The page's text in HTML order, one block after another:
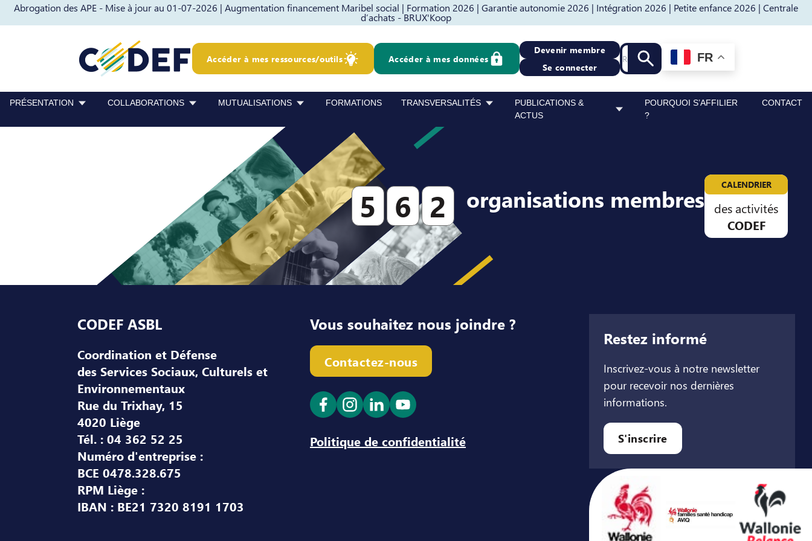
Abrogation des APE - Mise à jour au 01-07-2026 | Augmentation financement Maribel social | Formation 2026 | Garantie autonomie 2026 | Intégration 2026 | Petite enfance 2026 | Centrale
d’achats - BRUX'Koop
Passer au contenu Passer au pied de page
Accéder à mes ressources/outils Accéder à mes données
Devenir membre
Se connecter
Recherche
Lancer la recherche
FR
PRÉSENTATION COLLABORATIONS MUTUALISATIONS FORMATIONS TRANSVERSALITÉS
PUBLICATIONS &
ACTUS
POURQUOI S’AFFILIER
?
CONTACT
5 6 2 organisations membres CALENDRIER
des activités
CODEF
Pied de page
CODEF ASBL
Coordination et Défense
des Services Sociaux, Culturels et
Environnementaux
Rue du Trixhay, 15
4020 Liège
Tél. : 04 362 52 25
Numéro d'entreprise :
BCE 0478.328.675
RPM Liège :
IBAN : BE21 7320 8191 1703
Vous souhaitez nous joindre ?
Contactez-nous
Ouvrir le lien dans un nouvel onglet
Ouvrir le lien dans un nouvel onglet
Ouvrir le lien dans un nouvel onglet
Ouvrir le lien dans un nouvel onglet
Politique de confidentialité
Restez informé
Inscrivez-vous à notre newsletter
pour recevoir nos dernières
informations.
S'inscrire
Avec le soutien de ...